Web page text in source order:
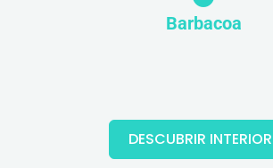
Barbacoa
DESCUBRIR INTERIOR